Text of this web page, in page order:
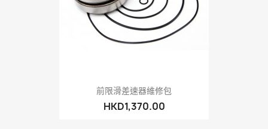
前限滑差速器維修包
HKD1,370.00